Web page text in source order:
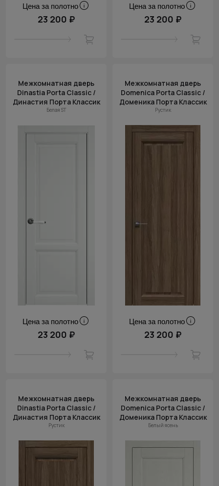
Цена за полотно
23 200 ₽
Цена за полотно
23 200 ₽
Межкомнатная дверь
Dinastia Porta Classic /
Династия Порта Классик
Белая ST
Цена за полотно
23 200 ₽
Межкомнатная дверь
Domenica Porta Classic /
Доменика Порта Классик
Рустик
Цена за полотно
23 200 ₽
Межкомнатная дверь
Dinastia Porta Classic /
Династия Порта Классик
Рустик
Межкомнатная дверь
Domenica Porta Classic /
Доменика Порта Классик
Белый ясень